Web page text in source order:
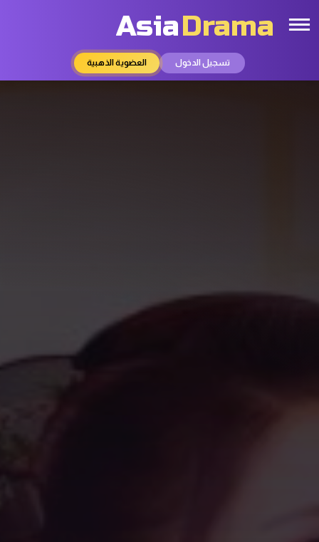
AsiaDrama
تسجيل الدخول العضوية الذهبية